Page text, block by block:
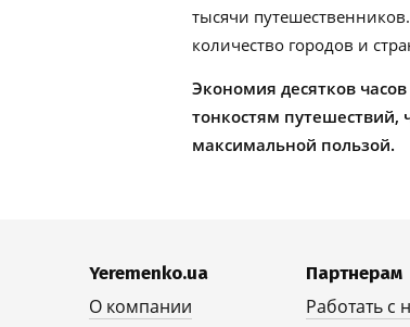
тысячи
количество городов и
Экономия десятков
тонкостям
максимальной пользой.
Yeremenko.ua
О компании
Партнерам
Работать с